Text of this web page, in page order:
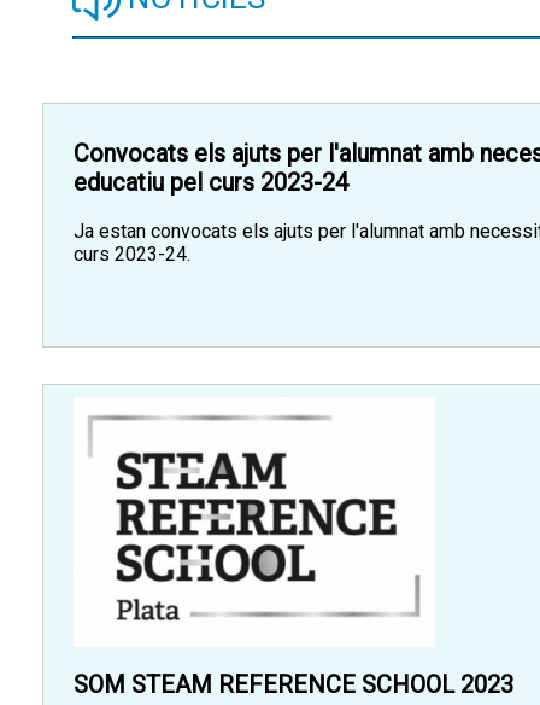
Convocats els ajuts per l'alumnat amb
educatiu pel curs 2023-24
Ja estan convocats els ajuts per l'alumnat amb
curs 2023-24.
SOM STEAM REFERENCE SCHOOL 2023